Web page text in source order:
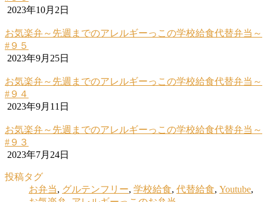
2023年10月2日
お気楽弁～先週までのアレルギーっこの学校給食代替弁当～
#９５
2023年9月25日
お気楽弁～先週までのアレルギーっこの学校給食代替弁当～
#９４
2023年9月11日
お気楽弁～先週までのアレルギーっこの学校給食代替弁当～
#９３
2023年7月24日
投稿タグ
お弁当, グルテンフリー, 学校給食, 代替給食, Youtube,